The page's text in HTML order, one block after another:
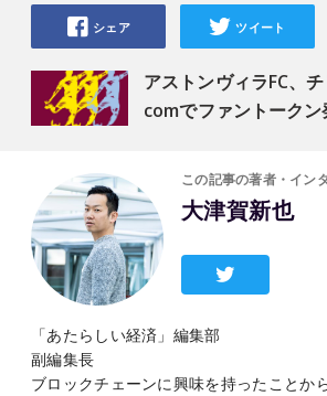
アストンヴィラFC、
comでファントークン
シェア ツイート
この記事の著者・イン
大津賀新也
「あたらしい経済」編集部
副編集長
ブロックチェーンに興味を持ったことか